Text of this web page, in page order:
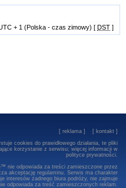
+ 1 (Polska - czas zimowy) [ DST ]
[ reklama ] [ kontakt]
cookies do prawidłowego działania, te pliki
korzystanie z serwisu; więcej informacji w
polityce prywatności.
nie odpowiada za treści zamieszczone przez
akceptację regulaminu. Serwis ma charakter
interesów żadnego biura podróży, nie zajmuje
odpowiada za treść zamieszczonych reklam.